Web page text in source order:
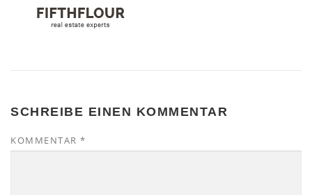
SCHREIBE EINEN KOMMENTAR
KOMMENTAR *